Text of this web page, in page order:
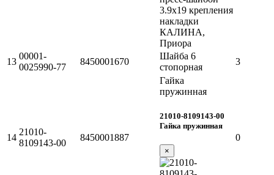
13
00001-
0025990-77
8450001670
Шайба 6
стопорная
3
14
21010-
8109143-00
8450001887
Гайка
пружинная
21010-8109143-00
Гайка пружинная
×
0